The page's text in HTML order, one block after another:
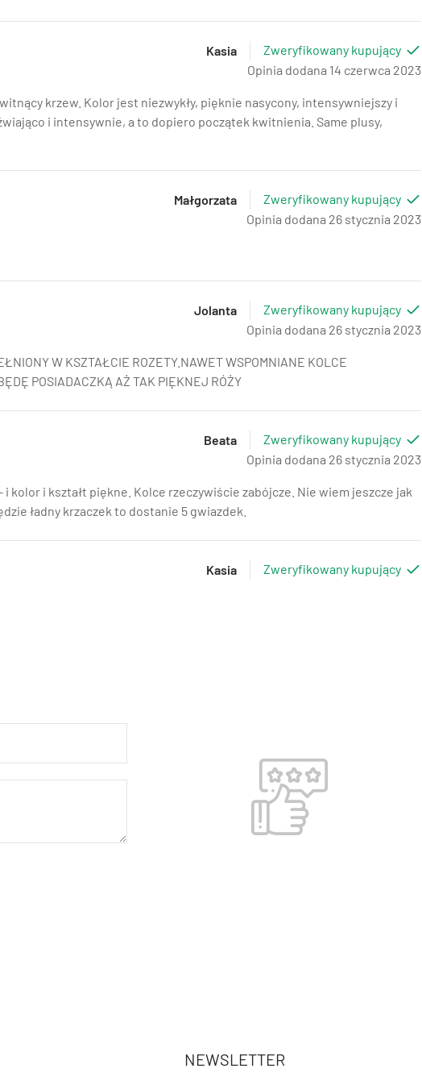
Kasia Zweryfikowany kupujący
krzew. Kolor jest niezwykły, pięknie nasycony, intensywniejszy i
i intensywnie, a to dopiero początek kwitnienia. Same plusy,
Małgorzata Zweryfikowany kupujący
Opinia dodana 14 czerwca 2023
Jolanta Zweryfikowany kupujący
Opinia dodana 26 stycznia 2023
W KSZTAŁCIE ROZETY.NAWET WSPOMNIANE KOLCE
POSIADACZKĄ AŻ TAK PIĘKNEJ RÓŻY
Beata Zweryfikowany kupujący
Opinia dodana 26 stycznia 2023
i kolor i kształt piękne. Kolce rzeczywiście zabójcze. Nie wiem jeszcze jak
ładny krzaczek to dostanie 5 gwiazdek.
Kasia Zweryfikowany kupujący
Opinia dodana 26 stycznia 2023
NEWSLETTER